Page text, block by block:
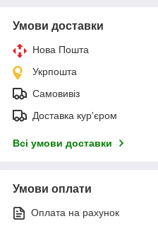
Умови доставки
Нова Пошта
Укрпошта
Самовивіз
Доставка кур'єром
Всі умови доставки
Умови оплати
Оплата на рахунок